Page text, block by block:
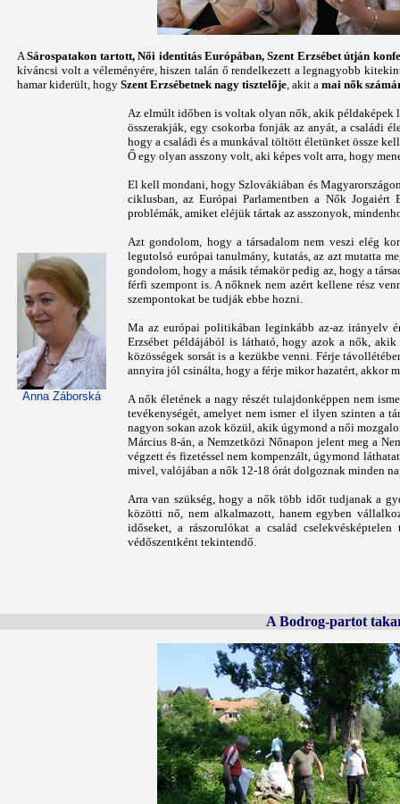
ASárospatakon tartott, Női identitás Európában, Szent Erzsébet útján
kíváncsi volt a véleményére, hiszen talán ő rendelkezett a legnagyobb
hamar kiderült, hogy Szent Erzsébetnek nagy tisztelője , akit a mai nők
Anna Záborská
Az elmúlt időben is voltak olyan nők, akik példaképek
összerakják, egy csokorba fonják az anyát, a családi
hogy a családi és a munkával töltött életünket össze
Ő egy olyan asszony volt, aki képes volt arra, hogy
El kell mondani, hogy Szlovákiában és
ciklusban, az Európai Parlamentben a Nők
problémák, amiket eléjük tártak az asszonyok,
Azt gondolom, hogy a társadalom nem veszi elég
legutolsó európai tanulmány, kutatás, az azt mutatta
gondolom, hogy a másik témakör pedig az, hogy a
férfi szempont is. A nőknek nem azért kellene rész
szempontokat be tudják ebbe hozni.
Ma az európai politikában leginkább az-az irányelv
Erzsébet példájából is látható, hogy azok a nők,
közösségek sorsát is a kezükbe venni. Férje
annyira jól csinálta, hogy a férje mikor hazatért, akkor
A nők életének a nagy részét tulajdonképpen nem
tevékenységét, amelyet nem ismer el ilyen szinten a
nagyon sokan azok közül, akik úgymond a női
Március 8-án, a Nemzetközi Nőnapon jelent meg a
végzett és fizetéssel nem kompenzált, úgymond
mivel, valójában a nők 12-18 órát dolgoznak minden
Arra van szükség, hogy a nők több időt tudjanak a
közötti nő, nem alkalmazott, hanem egyben
időseket, a rászorulókat a család
védőszentként tekintendő.
A Bodrog-partot